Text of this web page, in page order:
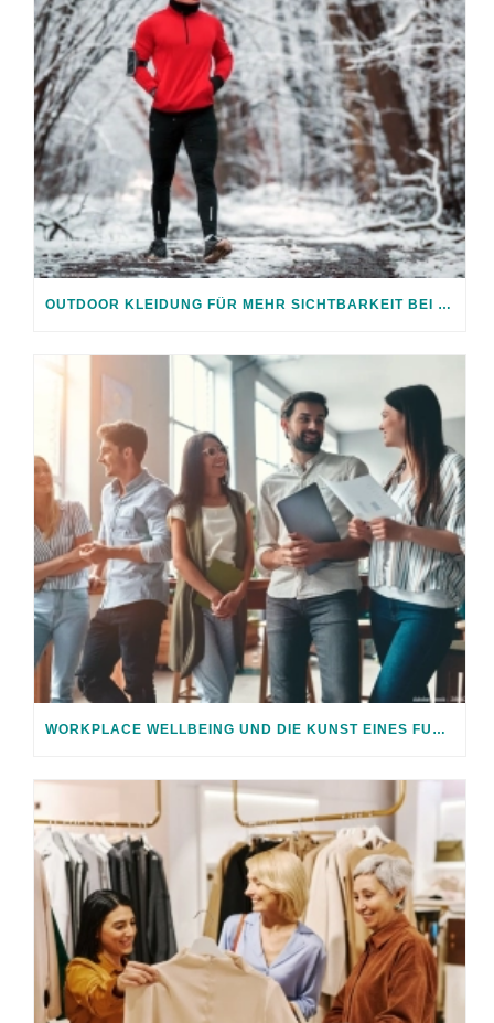
OUTDOOR KLEIDUNG FÜR MEHR SICHTBARKEIT BEI JEDEM WETTER
WORKPLACE WELLBEING UND DIE KUNST EINES FUNKTIONIERENDEN UMFELDS